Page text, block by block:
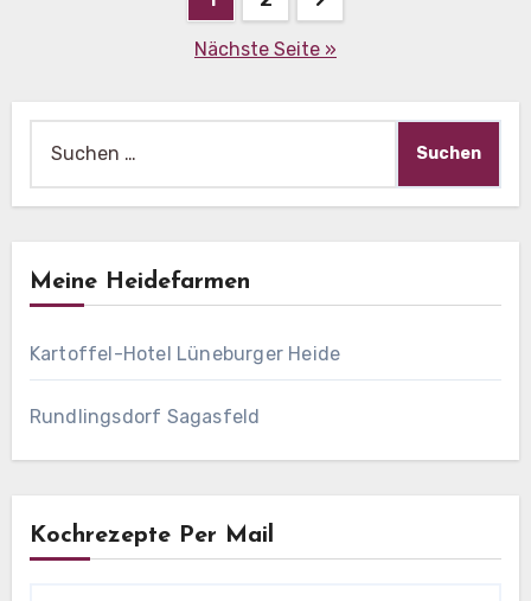
Nächste Seite »
nach:
Meine Heidefarmen
Kartoffel-Hotel Lüneburger Heide
Rundlingsdorf Sagasfeld
Kochrezepte Per Mail